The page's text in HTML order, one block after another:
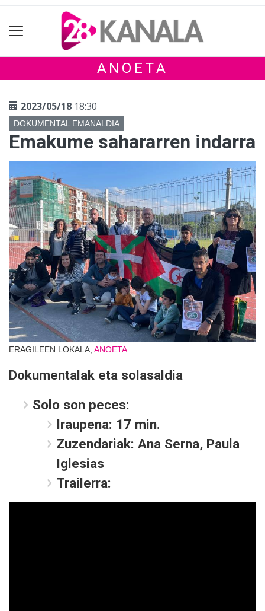
ANOETA
2023/05/18 18:30
DOKUMENTAL EMANALDIA
Emakume sahararren indarra
ERAGILEEN LOKALA, ANOETA
Dokumentalak eta solasaldia
Solo son peces:
Iraupena: 17 min.
Zuzendariak: Ana Serna, Paula
Iglesias
Trailerra: